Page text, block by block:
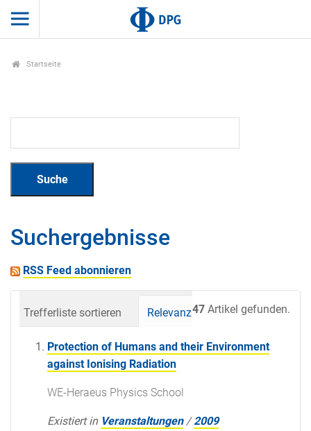
Startseite
Suchergebnisse
RSS Feed abonnieren
47 Artikel gefunden.
Trefferliste sortieren Relevanz Datum
Protection of Humans and their Environment
against Ionising Radiation
WE-Heraeus Physics School
Existiert in Veranstaltungen /2009